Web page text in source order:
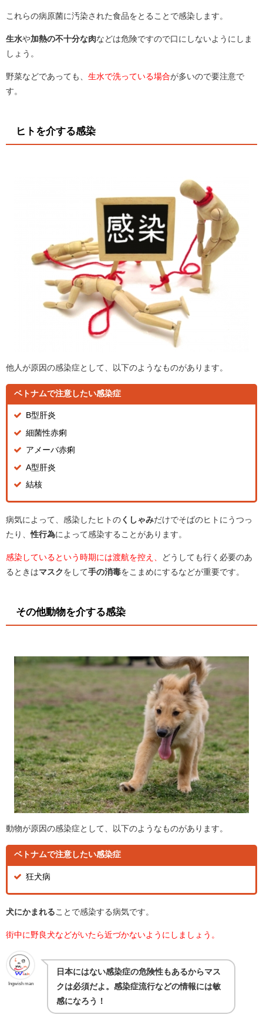
これらの病原菌に汚染された食品をとることで感染します。
生水や加熱の不十分な肉などは危険ですので口にしないようにしま
しょう。
野菜などであっても、 生水で洗っている場合が多いので要注意で
す。
ヒトを介する感染
他人が原因の感染症として、以下のようなものがあります。
ベトナムで注意したい感染症
B型肝炎
細菌性赤痢
アメーバ赤痢
A型肝炎
結核
病気によって、感染したヒトの くしゃみだけでそばのヒトにうつっ
たり、性行為によって感染することがあります。
感染しているという時期には渡航を控え、
どうしても行く必要のあ
るときはマスク をして手の消毒をこまめにするなどが重要です。
その他動物を介する感染
動物が原因の感染症として、以下のようなものがあります。
ベトナムで注意したい感染症
狂犬病
犬にかまれる ことで感染する病気です。
街中に野良犬などがいたら近づかないようにしましょう。
Ingwish man
日本にはない感染症の危険性もあるからマス
クは必須だよ。感染症流行などの情報には敏
感になろう！